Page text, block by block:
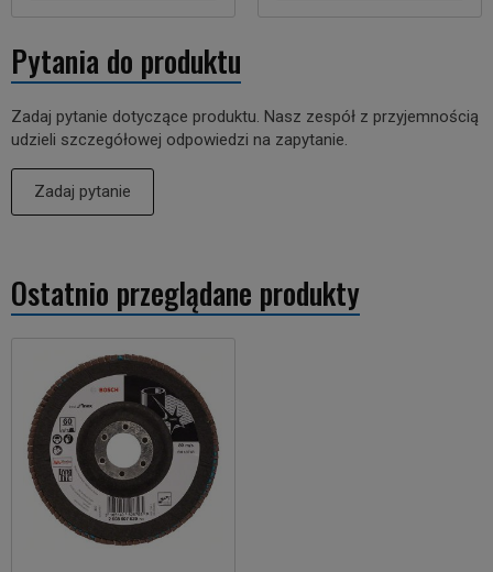
Pytania do produktu
Zadaj pytanie dotyczące produktu. Nasz zespół z przyjemnością
udzieli szczegółowej odpowiedzi na zapytanie.
Zadaj pytanie
Ostatnio przeglądane produkty